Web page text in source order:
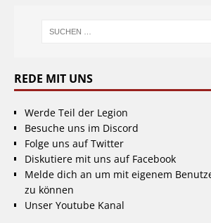
REDE MIT UNS
Werde Teil der Legion
Besuche uns im Discord
Folge uns auf Twitter
Diskutiere mit uns auf Facebook
Melde dich an um mit eigenem
zu können
Unser Youtube Kanal